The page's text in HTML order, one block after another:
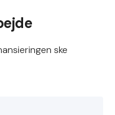
ske